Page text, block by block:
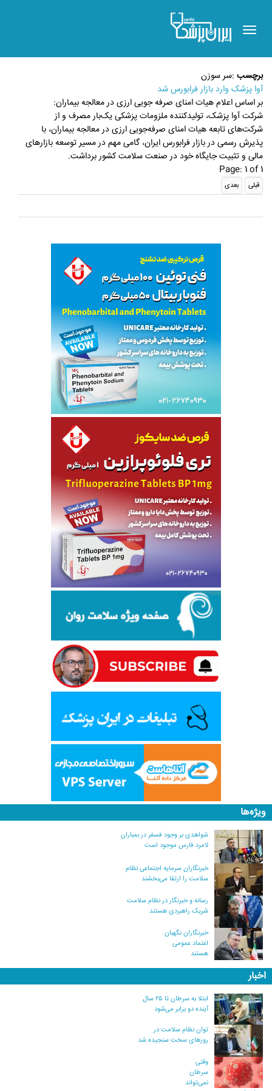
Toggle
navigation
برچسب :سر سوزن
آوا پزشک وارد بازار فرابورس شد
بر اساس اعلام هیات امنای صرفه جویی ارزی در معالجه بیماران:
شرکت آوا پزشک، تولیدکننده ملزومات پزشکی یک‌بار مصرف و از
شرکت‌های تابعه هیات امنای صرفه‌جویی ارزی در معالجه بیماران، با
پذیرش رسمی در بازار فرابورس ایران، گامی مهم در مسیر توسعه بازارهای
مالی و تثبیت جایگاه خود در صنعت سلامت کشور برداشت.
Page: 1 of 1
ویژه‌ها
شواهدی بر وجود فسفر در بمباران
لامرد فارس موجود است
خبرنگاران سرمایه اجتماعی نظام
سلامت را ارتقا می‌بخشند
رسانه و خبرنگار در نظام سلامت
شریک راهبردی هستند
خبرنگاران نگهبان
اعتماد عمومی
هستند
اخبار
ابتلا به سرطان تا ۲۵ سال
آینده دو برابر می‌شود
توان نظام سلامت در
روزهای سخت سنجیده شد
وقتی
سرطان
نمی‌تواند